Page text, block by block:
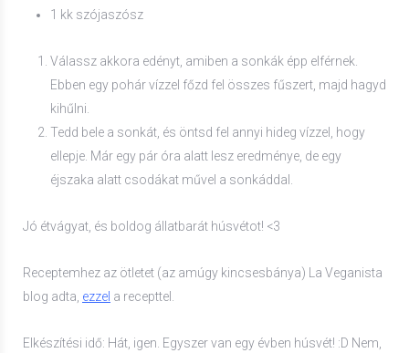
1 kk szójaszósz
Válassz akkora edényt, amiben a sonkák épp elférnek.
Ebben egy pohár vízzel főzd fel összes fűszert, majd hagyd
kihűlni.
Tedd bele a sonkát, és öntsd fel annyi hideg vízzel, hogy
ellepje. Már egy pár óra alatt lesz eredménye, de egy
éjszaka alatt csodákat művel a sonkáddal.
Jó étvágyat, és boldog állatbarát húsvétot! <3
Receptemhez az ötletet (az amúgy kincsesbánya) La Veganista
blog adta, ezzel a recepttel.
Elkészítési idő: Hát, igen. Egyszer van egy évben húsvét! :D Nem,